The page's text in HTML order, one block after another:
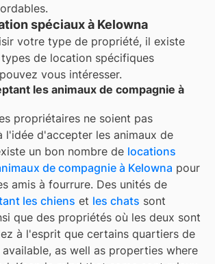
spéciaux à Kelowna
votre type de propriété, il existe
de location spécifiques
vous intéresser.
les animaux de compagnie à
propriétaires ne soient pas
l'idée d'accepter les animaux de
un bon nombre de locations
de compagnie à Kelowna pour
amis à fourrure. Des unités de
les chiens et les chats sont
que des propriétés où les deux sont
à l'esprit que certains quartiers de
as well as properties where